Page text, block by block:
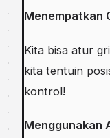
Menempatkan
Kita bisa atur
kita tentuin
kontrol!
Menggunakan